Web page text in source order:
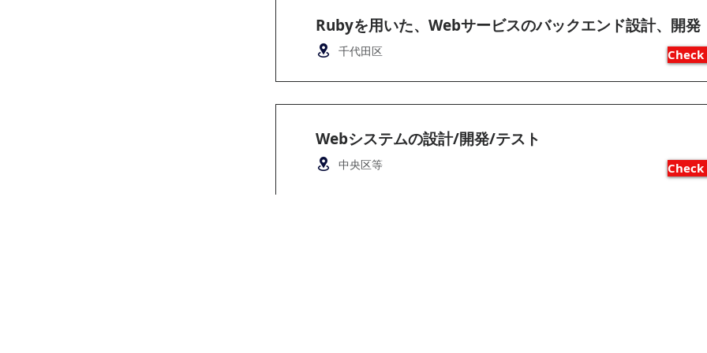
Rubyを用いた、Webサービスのバックエンド設計、開発
千代田区
Webシステムの設計/開発/テスト
中央区等